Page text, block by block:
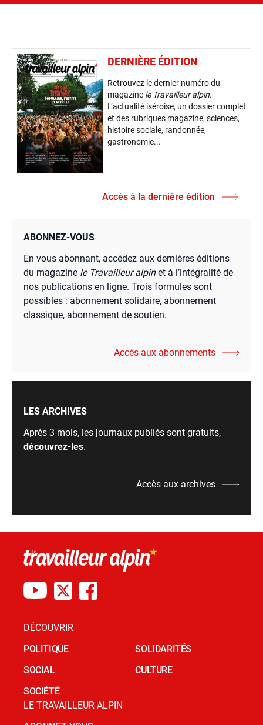
DERNIÈRE ÉDITION
Retrouvez le dernier numéro du
magazine le Travailleur alpin.
L’actualité iséroise, un dossier complet
et des rubriques magazine, sciences,
histoire sociale, randonnée,
gastronomie...
Accès à la dernière édition
ABONNEZ-VOUS
En vous abonnant, accédez aux dernières éditions
du magazine le Travailleur alpinet à l’intégralité de
nos publications en ligne. Trois formules sont
possibles : abonnement solidaire, abonnement
classique, abonnement de soutien.
Accès aux abonnements
LES ARCHIVES
Après 3 mois, les journaux publiés sont gratuits,
découvrez-les.
Accès aux archives
DÉCOUVRIR
POLITIQUE
SOCIAL
SOCIÉTÉ
SOLIDARITÉS
CULTURE
LE TRAVAILLEUR ALPIN